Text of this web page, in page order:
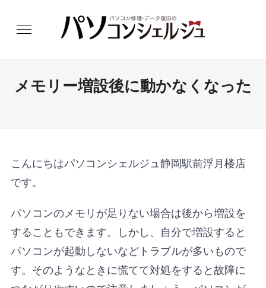
メモリー増設後に動かなくなった
こんにちはパソコンシェルジュ静岡駅前浮月楼店
です。
パソコンのメモリが足りない場合は後から増設を
することもできます。しかし、自分で増設すると
パソコンが起動しないなどトラブルが多いもので
す。そのようなときに慌てて対処をすると故障に